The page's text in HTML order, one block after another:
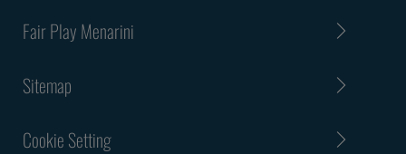
Fair Play Menarini
Sitemap
Cookie Setting